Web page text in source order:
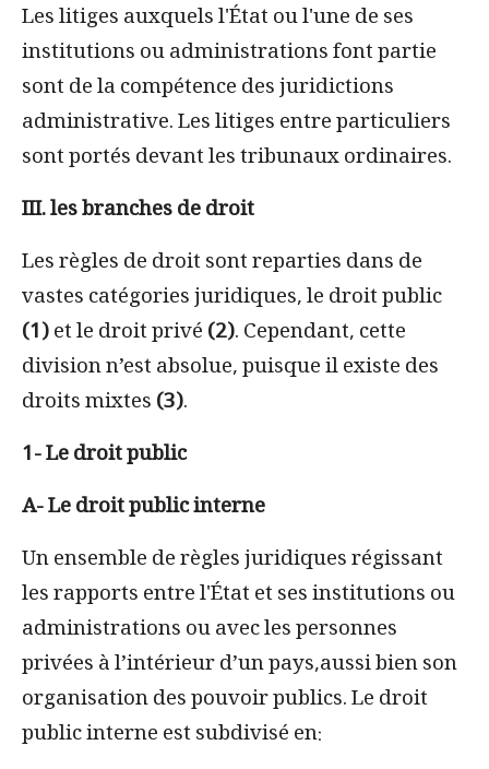
Les litiges auxquels l'État ou l'une de ses
institutions ou administrations font partie
sont de la compétence des juridictions
administrative. Les litiges entre particuliers
sont portés devant les tribunaux ordinaires.
III. les branches de droit
Les règles de droit sont reparties dans de
vastes catégories juridiques, le droit public
(1)et le droit privé(2). Cependant, cette
division n’est absolue, puisque il existe des
droits mixtes(3).
1- Le droit public
A- Le droit public interne
Un ensemble de règles juridiques régissant
les rapports entre l'État et ses institutions ou
administrations ou avec les personnes
privées à l’intérieur d’un pays,aussi bien son
organisation des pouvoir publics. Le droit
public interne est subdivisé en: